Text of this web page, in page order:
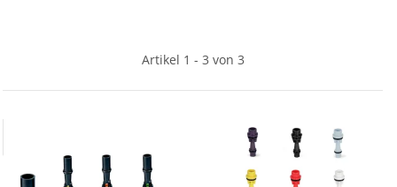
Artikel 1 - 3 von 3